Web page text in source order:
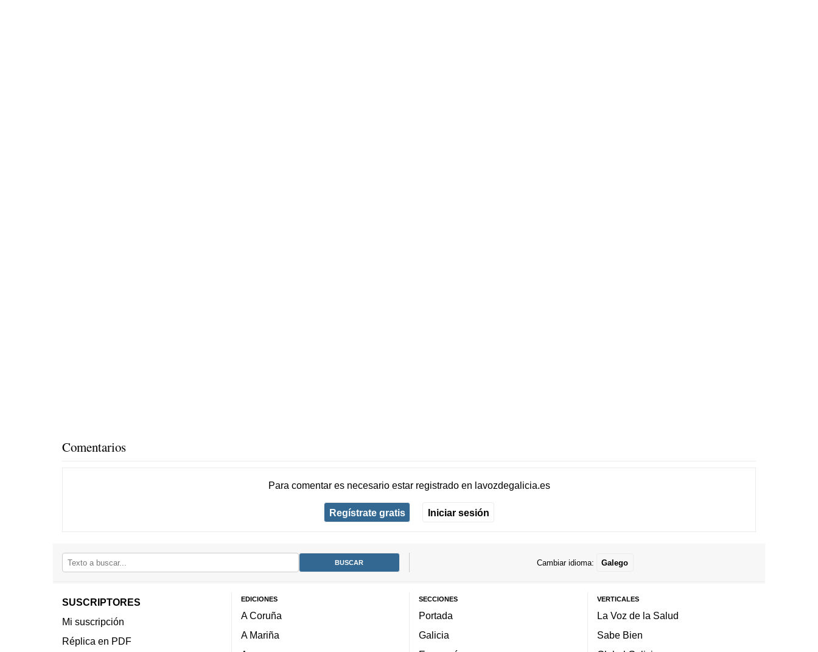
Comentarios
Para comentar es necesario estar registradoen lavozdegalicia.es
Regístrate gratis Iniciar sesión
Cambiar idioma: Galego
SUSCRIPTORES
Mi suscripción
Réplica en PDF
EDICIONES
A Coruña
A Mariña
SECCIONES
Portada
Galicia
VERTICALES
La Voz de la Salud
Sabe Bien